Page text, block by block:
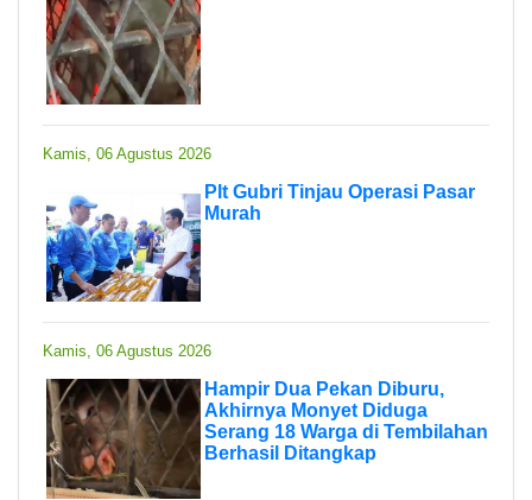
Kamis, 06 Agustus 2026
Plt Gubri Tinjau Operasi Pasar
Murah
Kamis, 06 Agustus 2026
Hampir Dua Pekan Diburu,
Akhirnya Monyet Diduga
Serang 18 Warga di Tembilahan
Berhasil Ditangkap